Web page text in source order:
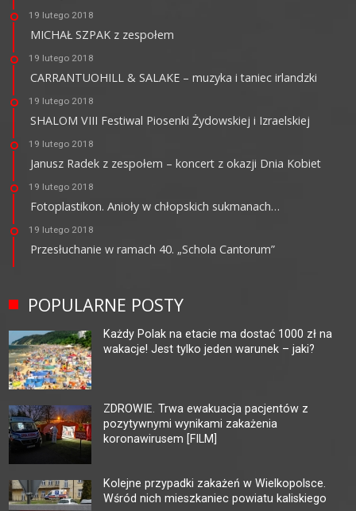
19 lutego 2018
MICHAŁ SZPAK z zespołem
19 lutego 2018
CARRANTUOHILL & SALAKE – muzyka i taniec irlandzki
19 lutego 2018
SHALOM VIII Festiwal Piosenki Żydowskiej i Izraelskiej
19 lutego 2018
Janusz Radek z zespołem – koncert z okazji Dnia Kobiet
19 lutego 2018
Fotoplastikon. Anioły w chłopskich sukmanach…
19 lutego 2018
Przesłuchanie w ramach 40. „Schola Cantorum”
POPULARNE POSTY
Każdy Polak na etacie ma dostać 1000 zł na
wakacje! Jest tylko jeden warunek – jaki?
ZDROWIE. Trwa ewakuacja pacjentów z
pozytywnymi wynikami zakażenia
koronawirusem [FILM]
Kolejne przypadki zakażeń w Wielkopolsce.
Wśród nich mieszkaniec powiatu kaliskiego